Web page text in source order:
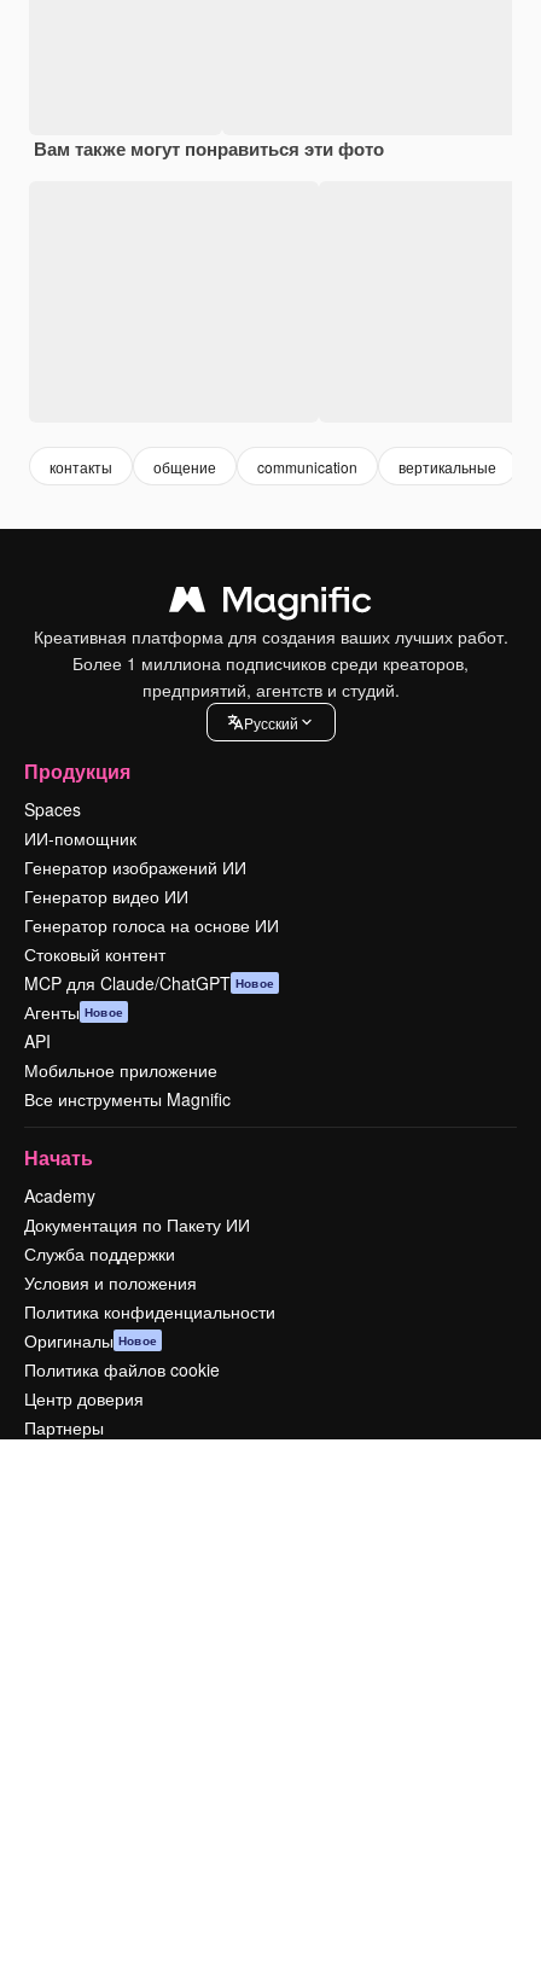
Вам также могут понравиться эти фото
контакты общение communication вертикальные
Креативная платформа для создания ваших лучших работ.
Более 1 миллиона подписчиков среди креаторов,
предприятий, агентств и студий.
Pусский
Продукция
Spaces
ИИ-помощник
Генератор изображений ИИ
Генератор видео ИИ
Генератор голоса на основе ИИ
Стоковый контент
MCP для Claude/ChatGPT Новое
Агенты Новое
API
Мобильное приложение
Все инструменты Magnific
Начать
Academy
Документация по Пакету ИИ
Служба поддержки
Условия и положения
Политика конфиденциальности
Оригиналы Новое
Политика файлов cookie
Центр доверия
Партнеры